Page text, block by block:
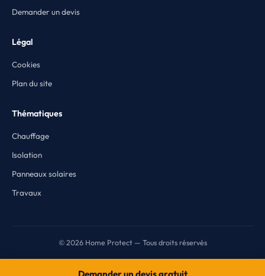
Demander un devis
Légal
Cookies
Plan du site
Thématiques
Chauffage
Isolation
Panneaux solaires
Travaux
© 2026 Home Protect — Tous droits réservés